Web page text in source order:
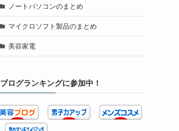
ノートパソコンのまとめ
マイクロソフト製品のまとめ
美容家電
ブログランキングに参加中！